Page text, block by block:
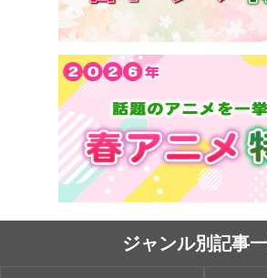
ジャンル別記事